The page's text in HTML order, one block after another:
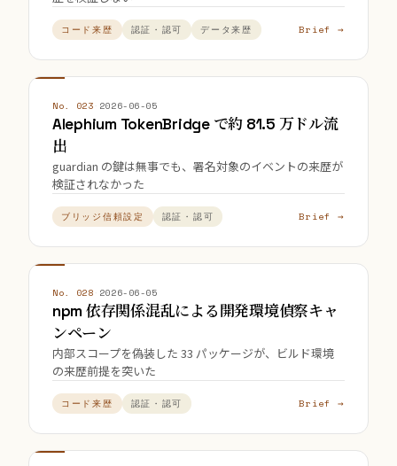
コード来歴 認証・認可 データ来歴 Brief →
No. 023 2026-06-05
Alephium TokenBridge で約 81.5 万ドル流
出
guardian の鍵は無事でも、署名対象のイベントの来歴が
検証されなかった
ブリッジ信頼設定 認証・認可 Brief →
No. 028 2026-06-05
npm 依存関係混乱による開発環境偵察キャ
ンペーン
内部スコープを偽装した 33 パッケージが、ビルド環境
の来歴前提を突いた
コード来歴 認証・認可 Brief →